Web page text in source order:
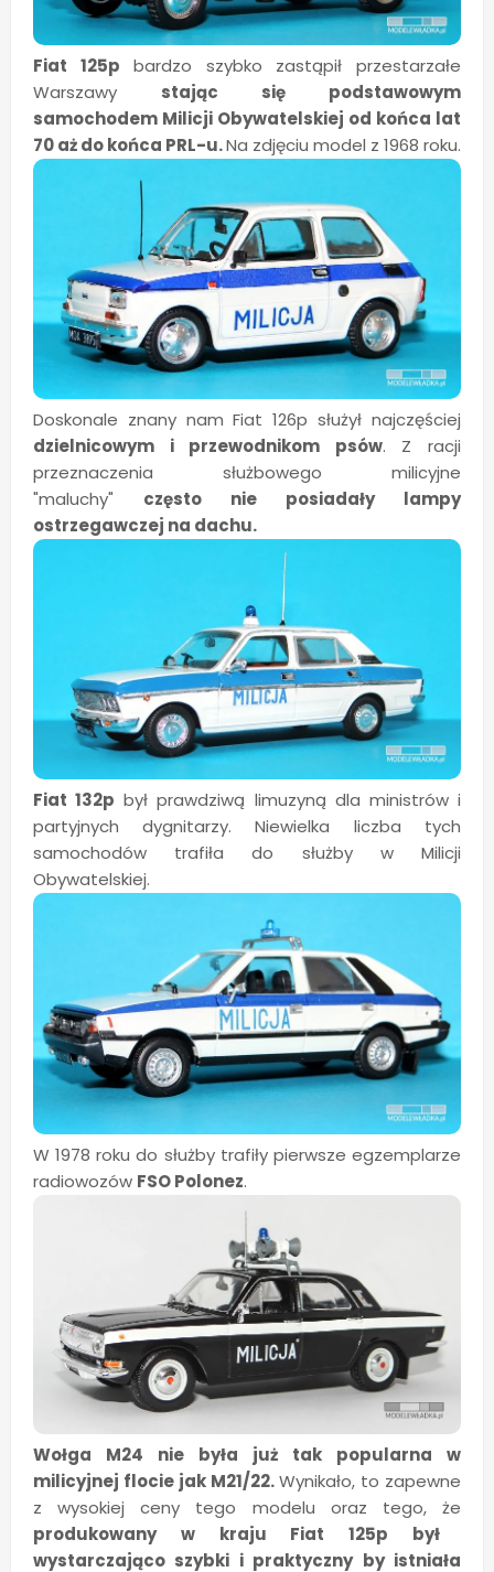
Fiat 125p bardzo szybko zastąpił przestarzałe
Warszawy stając się podstawowym
samochodem Milicji Obywatelskiej od końca lat
70 aż do końca PRL-u.Na zdjęciu model z 1968 roku.
Doskonale znany nam Fiat 126p służył najczęściej
dzielnicowym i przewodnikom psów. Z racji
przeznaczenia służbowego milicyjne
"maluchy" często nie posiadały lampy
ostrzegawczej na dachu.
Fiat 132p był prawdziwą limuzyną dla ministrów i
partyjnych dygnitarzy. Niewielka liczba tych
samochodów trafiła do służby w Milicji
Obywatelskiej.
W 1978 roku do służby trafiły pierwsze egzemplarze
radiowozów FSO Polonez.
Wołga M24 nie była już tak popularna w
milicyjnej flocie jak M21/22.Wynikało, to zapewne
z wysokiej ceny tego modelu oraz tego, że
produkowany w kraju Fiat 125p był
wystarczająco szybki i praktyczny by istniała